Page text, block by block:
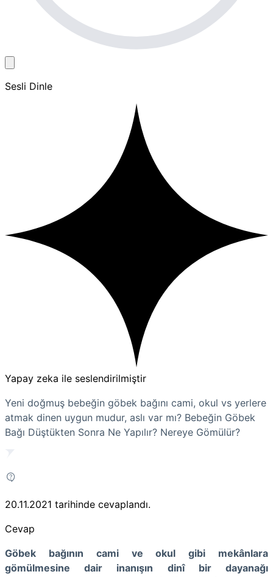
Sesli Dinle
Yapay zeka ile seslendirilmiştir
Yeni doğmuş bebeğin göbek bağını cami, okul vs yerlere
atmak dinen uygun mudur, aslı var mı? Bebeğin Göbek
Bağı Düştükten Sonra Ne Yapılır? Nereye Gömülür?
20.11.2021 tarihinde cevaplandı.
Cevap
Göbek bağının cami ve okul gibi mekânlara
gömülmesine dair inanışın dinî bir dayanağı